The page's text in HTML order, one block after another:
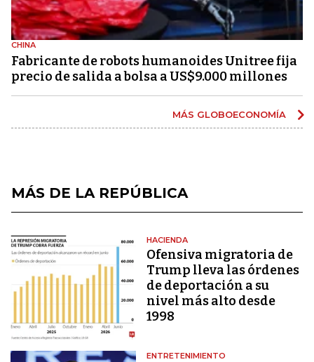
CHINA
Fabricante de robots humanoides Unitree fija
precio de salida a bolsa a US$9.000 millones
MÁS GLOBOECONOMÍA
MÁS DE LA REPÚBLICA
HACIENDA
Ofensiva migratoria de
Trump lleva las órdenes
de deportación a su
nivel más alto desde
1998
ENTRETENIMIENTO